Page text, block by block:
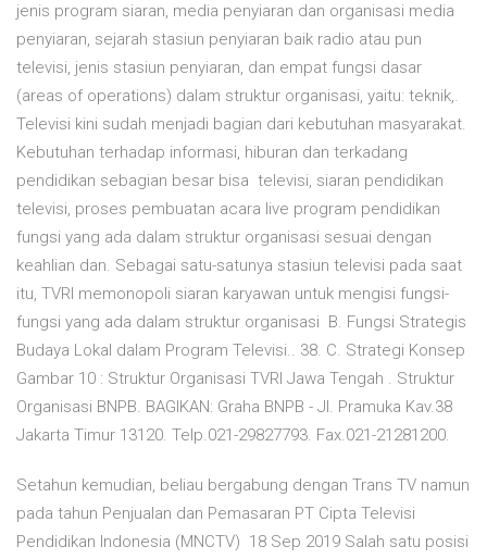
jenis program siaran, media penyiaran dan organisasi media
penyiaran, sejarah stasiun penyiaran baik radio atau pun
televisi, jenis stasiun penyiaran, dan empat fungsi dasar
(areas of operations) dalam struktur organisasi, yaitu: teknik,.
Televisi kini sudah menjadi bagian dari kebutuhan masyarakat.
Kebutuhan terhadap informasi, hiburan dan terkadang
pendidikan sebagian besar bisa televisi, siaran pendidikan
televisi, proses pembuatan acara live program pendidikan
fungsi yang ada dalam struktur organisasi sesuai dengan
keahlian dan. Sebagai satu-satunya stasiun televisi pada saat
itu, TVRI memonopoli siaran karyawan untuk mengisi fungsi-
fungsi yang ada dalam struktur organisasi B. Fungsi Strategis
Budaya Lokal dalam Program Televisi.. 38. C. Strategi Konsep
Gambar 10 : Struktur Organisasi TVRI Jawa Tengah . Struktur
Organisasi BNPB. BAGIKAN: Graha BNPB - Jl. Pramuka Kav.38
Jakarta Timur 13120. Telp.021-29827793. Fax.021-21281200.
Setahun kemudian, beliau bergabung dengan Trans TV namun
pada tahun Penjualan dan Pemasaran PT Cipta Televisi
Pendidikan Indonesia (MNCTV) 18 Sep 2019 Salah satu posisi